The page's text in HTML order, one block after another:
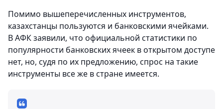
Помимо вышеперечисленных инструментов,
казахстанцы пользуются и банковскими ячейками.
В АФК заявили, что официальной статистики по
популярности банковских ячеек в открытом доступе
нет, но, судя по их предложению, спрос на такие
инструменты все же в стране имеется.